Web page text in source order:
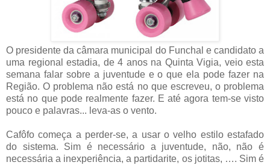
O presidente da câmara municipal do Funchal e candidato a
uma regional estadia, de 4 anos na Quinta Vigia, veio esta
semana falar sobre a juventude e o que ela pode fazer na
Região. O problema não está no que escreveu, o problema
está no que pode realmente fazer. E até agora tem-se visto
pouco e palavras... leva-as o vento.
Cafôfo começa a perder-se, a usar o velho estilo estafado
do sistema. Sim é necessário a juventude, não, não é
necessária a inexperiência, a partidarite, os jotitas, …. Sim é